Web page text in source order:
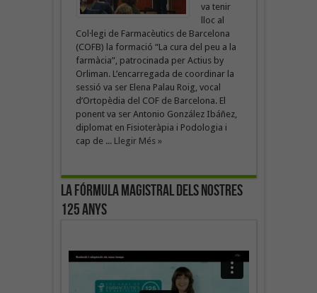
va tenir
lloc al
Col·legi de Farmacèutics de Barcelona
(COFB) la formació “La cura del peu a la
farmàcia”, patrocinada per Actius by
Orliman. L’encarregada de coordinar la
sessió va ser Elena Palau Roig, vocal
d’Ortopèdia del COF de Barcelona. El
ponent va ser Antonio González Ibáñez,
diplomat en Fisioteràpia i Podologia i
cap de ... Llegir Més »
La fórmula magistral dels nostres
125 anys